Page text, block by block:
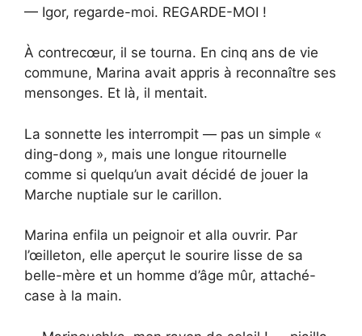
— Igor, regarde-moi. REGARDE-MOI !
À contrecœur, il se tourna. En cinq ans de vie
commune, Marina avait appris à reconnaître ses
mensonges. Et là, il mentait.
La sonnette les interrompit — pas un simple «
ding-dong », mais une longue ritournelle
comme si quelqu’un avait décidé de jouer la
Marche nuptiale sur le carillon.
Marina enfila un peignoir et alla ouvrir. Par
l’œilleton, elle aperçut le sourire lisse de sa
belle-mère et un homme d’âge mûr, attaché-
case à la main.